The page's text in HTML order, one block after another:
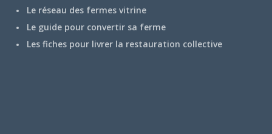
Le réseau des fermes vitrine
Le guide pour convertir sa ferme
Les fiches pour livrer la restauration collective